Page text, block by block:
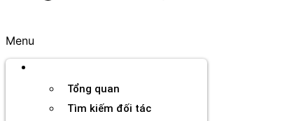
Menu
Tổng quan
Tìm kiếm đối tác